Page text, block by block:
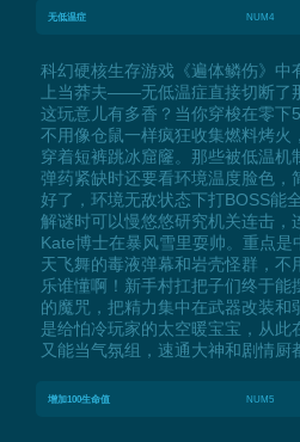
无低温症 NUM4
科幻硬核生存游戏《遍体鳞伤》中
上当莽夫——无低温症直接切断了
这玩意儿有多香？当你穿梭在零下
不用像仓鼠一样疯狂收集燃料烤火
穿着短裤跳冰窟窿。那些被低温机
弹药紧缺时还要看环境温度脸色，
好了，环境无敌状态下打BOSS能
解谜时可以慢悠悠研究机关连击，
Kate博士在暴风雪里耍帅。重点是
天飞舞的毒液弹幕和岩壳怪群，不
乐谁懂啊！新手村扛把子们终于能
的魔咒，把精力集中在武器改装和
是给怕冷玩家的太空暖宝宝，从此
又能当气氛组，速通大神和剧情厨
增加100生命值 NUM5